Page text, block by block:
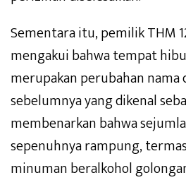
Sementara itu, pemilik THM
mengakui bahwa tempat
merupakan perubahan
sebelumnya yang dikenal
membenarkan bahwa
sepenuhnya rampung,
minuman beralkohol